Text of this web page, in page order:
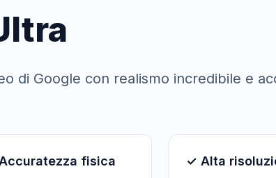
di Google con realismo incredibile e
fisica ✓ Alta